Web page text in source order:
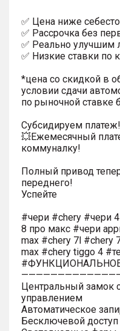
✅ Цена ниже
✅ Рассрочка без
✅ Реально
✅ Низкие ставки по
*цена со скидкой в
условии сдачи
по рыночной ставке
Субсидируем платеж!
💥Ежемесячный
коммуналку!
Полный привод
переднего!
Успейте
#чери #chery #чери
8 про макс #чери
max #chery 7l #chery
max #chery tiggo 4
Центральный замок
управлением
Автоматическое
Бесключевой